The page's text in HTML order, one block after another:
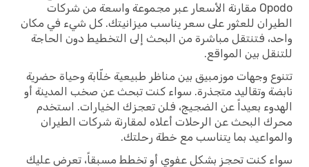
Opodo مقارنة الأسعار عبر مجموعة واسعة من شركات
الطيران للعثور على سعر يناسب ميزانيتك. كل شيء في مكان
واحد، فتنتقل مباشرة من البحث إلى التخطيط دون الحاجة
للتنقل بين المواقع.
تتنوع وجهات موزمبيق بين مناظر طبيعية خلّابة وحياة حضرية
نابضة وتقاليد متجذرة. سواء كنت تبحث عن صخب المدينة أو
الهدوء بعيداً عن الضجيج، فلن تعجزك الخيارات. استخدم
محرك البحث عن الرحلات أعلاه لمقارنة شركات الطيران
والمواعيد بما يتناسب مع خطة رحلتك.
سواء كنت تحجز بشكل عفوي أو تخطط مسبقاً، تعرض عليك